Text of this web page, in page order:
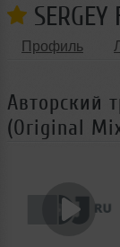
SERGEY
Профиль
Авторский
(Original